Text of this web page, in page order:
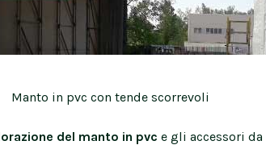
Manto in pvc con tende scorrevoli
del manto in pvc e gli accessori